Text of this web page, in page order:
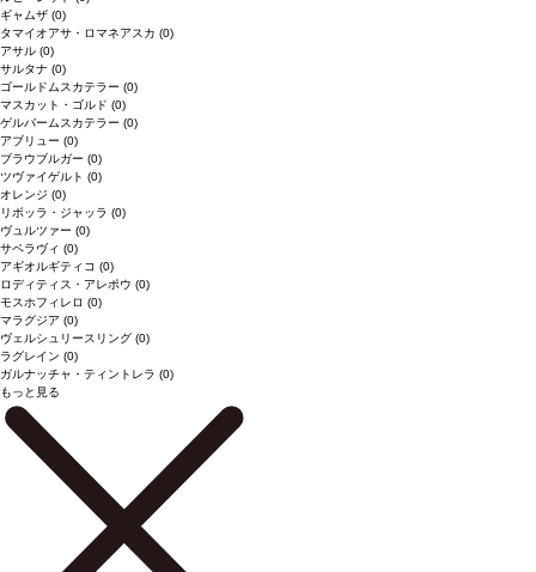
ギャムザ (0)
タマイオアサ・ロマネアスカ (0)
アサル (0)
サルタナ (0)
ゴールドムスカテラー (0)
マスカット・ゴルド (0)
ゲルバームスカテラー (0)
アブリュー (0)
ブラウブルガー (0)
ツヴァイゲルト (0)
オレンジ (0)
リボッラ・ジャッラ (0)
ヴュルツァー (0)
サペラヴィ (0)
アギオルギティコ (0)
ロディティス・アレポウ (0)
モスホフィレロ (0)
マラグジア (0)
ヴェルシュリースリング (0)
ラグレイン (0)
ガルナッチャ・ティントレラ (0)
もっと見る